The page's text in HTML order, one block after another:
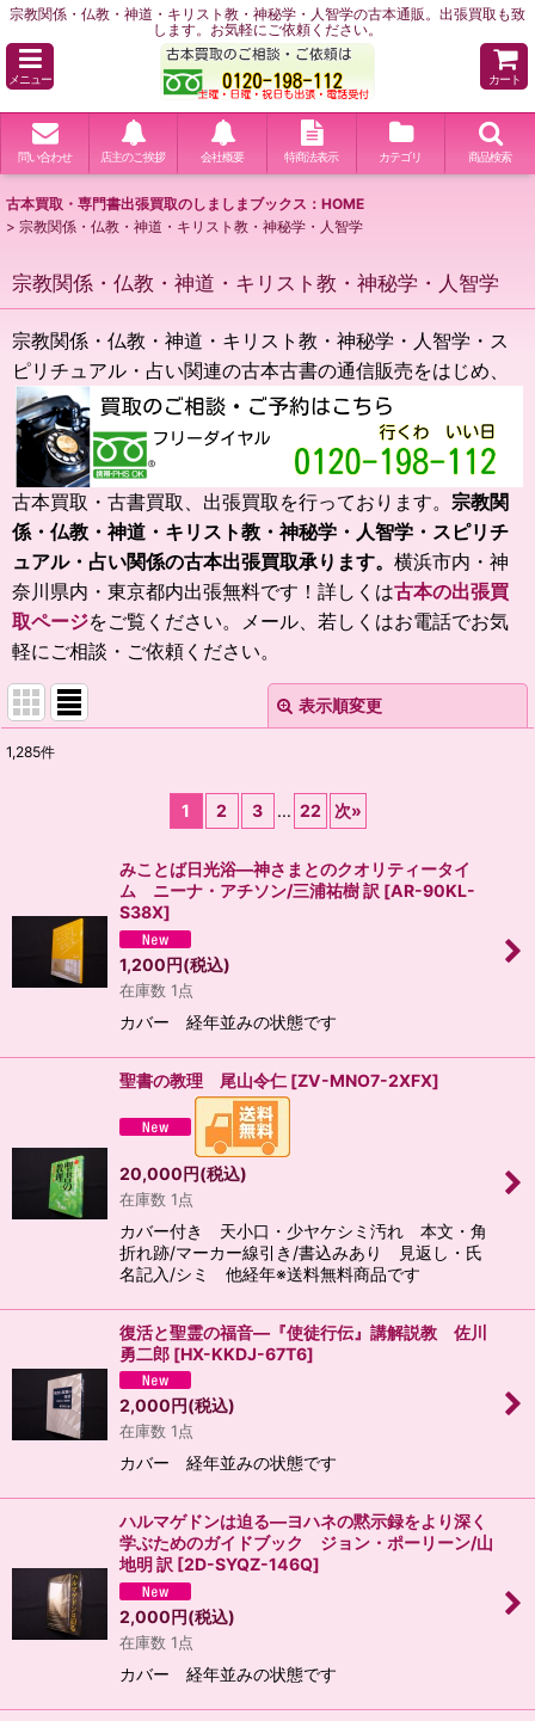
宗教関係・仏教・神道・キリスト教・神秘学・人智学の古本通販。出張買取も致
します。お気軽にご依頼ください。
メニュー カート
問い合わせ 店主のご挨拶 会社概要 特商法表示 カテゴリ 商品検索
古本買取・専門書出張買取のしましまブックス：HOME
> 宗教関係・仏教・神道・キリスト教・神秘学・人智学
宗教関係・仏教・神道・キリスト教・神秘学・人智学
宗教関係・仏教・神道・キリスト教・神秘学・人智学・ス
ピリチュアル・占い関連の古本古書の通信販売をは じめ、
古本買取・古書買取、出張買取を行っております。 宗教関
係・仏教・神道・キリスト教・神秘学・人智学・スピリチ
ュアル・占い関係の古本出張買取承ります。 横浜市内・神
奈川県内・東京都内出張無料です！ 詳しくは古本の出張買
取ページをご覧ください。メール、若しくはお電話でお気
軽にご相談・ご依頼ください。
表示順変更
絞り込む
1,285件
1 2 3 ... 22 次»
みことば日光浴―神さまとのクオリティータイ
ム ニーナ・アチソン/三浦祐樹 訳 [AR-90KL-
S38X]
1,200円(税込)
在庫数 1点
カバー 経年並みの状態です
聖書の教理 尾山令仁 [ZV-MNO7-2XFX]
20,000円(税込)
在庫数 1点
カバー付き 天小口・少ヤケシミ汚れ 本文・角
折れ跡/マーカー線引き/書込みあり 見返し・氏
名記入/シミ 他経年※送料無料商品です
復活と聖霊の福音―『使徒行伝』講解説教 佐川
勇二郎 [HX-KKDJ-67T6]
2,000円(税込)
在庫数 1点
カバー 経年並みの状態です
ハルマゲドンは迫る―ヨハネの黙示録をより深く
学ぶためのガイドブック ジョン・ポーリーン/山
地明 訳 [2D-SYQZ-146Q]
2,000円(税込)
在庫数 1点
カバー 経年並みの状態です